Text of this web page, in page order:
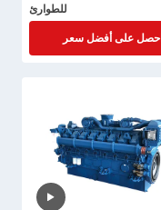
للطوارئ
احصل على أفضل سعر